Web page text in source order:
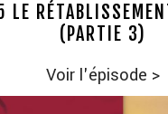
LE
(PARTIE 3)
Voir l'épisode >